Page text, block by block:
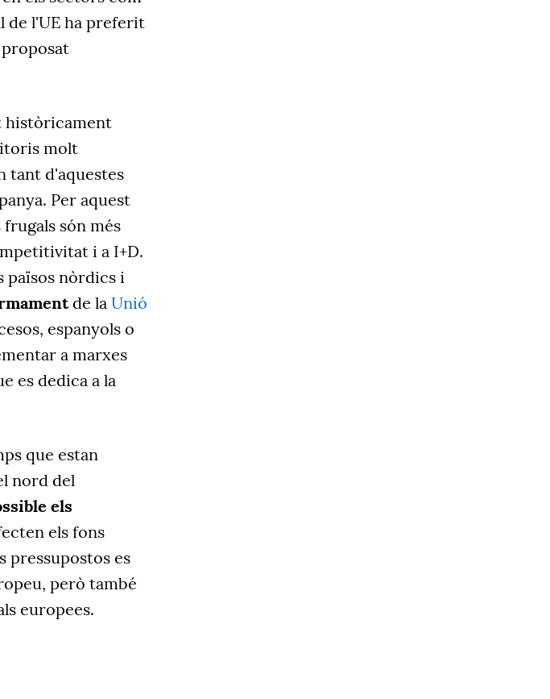
de l'UE ha preferit
històricament
molt
tant d'aquestes
Per aquest
són més
i a I+D.
països nòrdics i
de la Unió
espanyols o
a marxes
es dedica a la
que estan
nord del
els
els fons
pressupostos es
però també
europees.